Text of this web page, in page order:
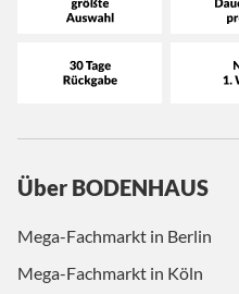
Über BODENHAUS
Mega-Fachmarkt in Berlin
Mega-Fachmarkt in Köln